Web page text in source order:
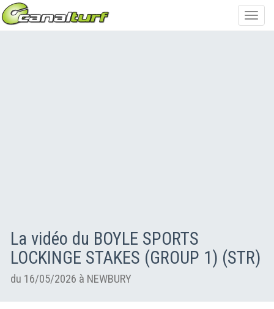
La vidéo du BOYLE SPORTS
LOCKINGE STAKES (GROUP 1) (STR)
du 16/05/2026 à NEWBURY